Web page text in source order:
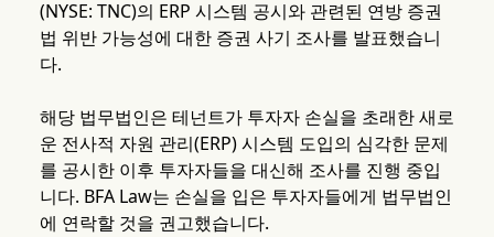
(NYSE: TNC)의 ERP 시스템 공시와 관련된 연방 증권
법 위반 가능성에 대한 증권 사기 조사를 발표했습니
다.
해당 법무법인은 테넌트가 투자자 손실을 초래한 새로
운 전사적 자원 관리(ERP) 시스템 도입의 심각한 문제
를 공시한 이후 투자자들을 대신해 조사를 진행 중입
니다. BFA Law는 손실을 입은 투자자들에게 법무법인
에 연락할 것을 권고했습니다.